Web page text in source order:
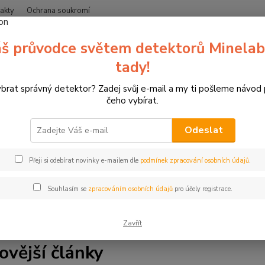
Ochrana soukromí
Hledat
blogu zipsy.cz. Jsme specializovaný prodejce detektorů
vše, co potřebujete vědět. Najdete zde tipy a rady pro
také články o lukostřelbě, 3D terčích a závodech. Ať už jste
články
průvodce světem detektorů
tady!
správný detektor? Zadej svůj e-mail a my ti pošleme návod
čeho vybírat.
Odeslat
Přeji si odebírat novinky e-mailem dle podmínek zpracování osobních údajů.
Souhlasím se zpracováním osobních údajůpro účely registrace.
Zavřít